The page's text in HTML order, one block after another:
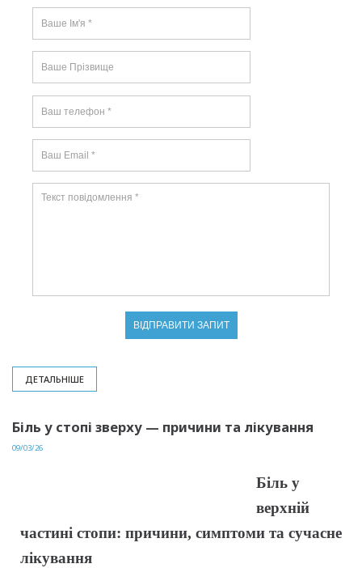
ДЕТАЛЬНІШЕ
Біль у стопі зверху — причини та лікування
09/03/26
Біль у
верхній
частині стопи: причини, симптоми та сучасне
лікування